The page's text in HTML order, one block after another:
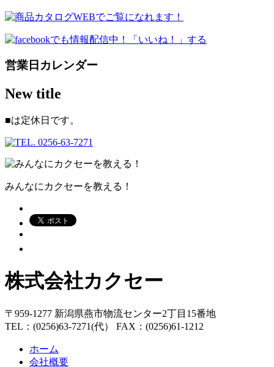
営業日カレンダー
New title
■は定休日です。
みんなにカクセーを教える！
株式会社カクセー
〒959-1277 新潟県燕市物流センター2丁目15番地
TEL：(0256)63-7271(代） FAX：(0256)61-1212
ホーム
会社概要